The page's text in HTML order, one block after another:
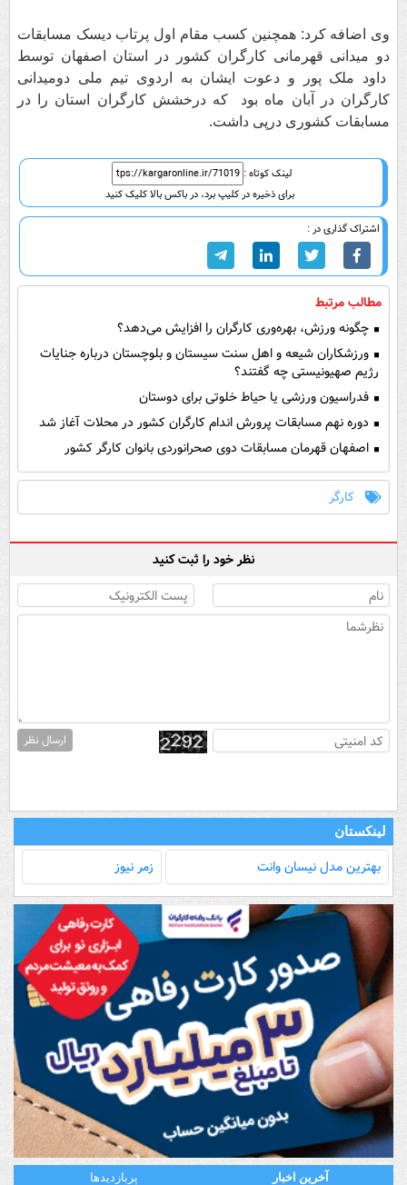
وی اضافه کرد: همچنین کسب مقام اول پرتاب دیسک مسابقات
دو میدانی قهرمانی کارگران کشور در استان اصفهان توسط
داود ملک پور و دعوت ایشان به اردوی تیم ملی دومیدانی
کارگران در آبان ماه بود که درخشش کارگران استان را در
مسابقات کشوری درپی داشت.
لینک کوتاه :
برای ذخیره در کلیپ برد، در باکس بالا کلیک کنید
اشتراک گذاری در :
مطالب مرتبط
چگونه ورزش، بهره‌وری کارگران را افزایش می‌دهد؟
ورزشکاران شیعه و اهل سنت سیستان و بلوچستان درباره جنایات
رژیم صهیونیستی چه گفتند؟
فدراسیون ورزشی یا حیاط خلوتی برای دوستان
دوره نهم مسابقات پرورش اندام کارگران کشور در محلات آغاز شد
اصفهان قهرمان مسابقات دوی صحرانوردی بانوان کارگر کشور
کارگر
نظر خود را ثبت کنید
ارسال نظر
لینکستان
بهترین مدل‌ نیسان وانت زمر نیوز
آخرین اخبار پربازدیدها